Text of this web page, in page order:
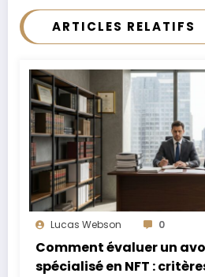
ARTICLES RELATIFS
Lucas Webson 0
Comment évaluer un
spécialisé en NFT :